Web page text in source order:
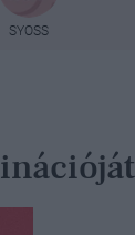
SYOSS